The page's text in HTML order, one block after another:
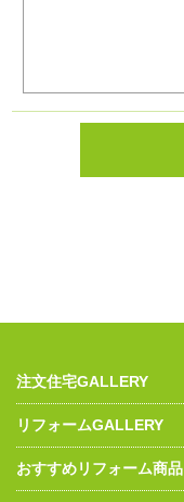
注文住宅GALLERY
リフォームGALLERY
おすすめリフォーム商品